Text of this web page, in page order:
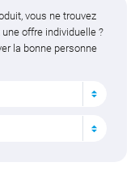
vous ne trouvez
offre individuelle ?
la bonne personne